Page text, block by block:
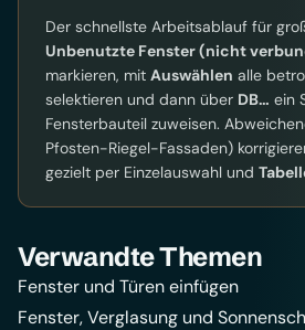
Der schnellste Arbeitsablauf für
Unbenutzte Fenster (nicht
markieren, mit Auswählen alle
selektieren und dann über DB… ein
Fensterbauteil zuweisen.
Pfosten-Riegel-Fassaden)
gezielt per Einzelauswahl und
Verwandte Themen
Fenster und Türen einfügen
Fenster, Verglasung und